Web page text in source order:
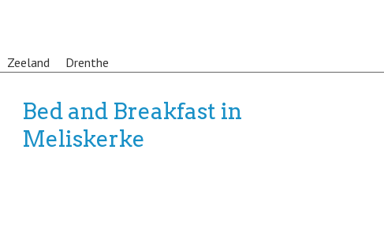
Zeeland Drenthe
Bed and Breakfast in
Meliskerke